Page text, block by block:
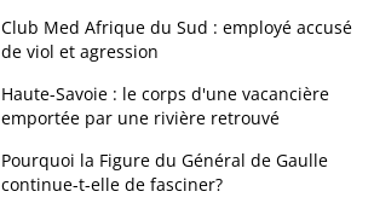
Club Med Afrique du Sud : employé accusé
de viol et agression
Haute-Savoie : le corps d'une vacancière
emportée par une rivière retrouvé
Pourquoi la Figure du Général de Gaulle
continue-t-elle de fasciner?